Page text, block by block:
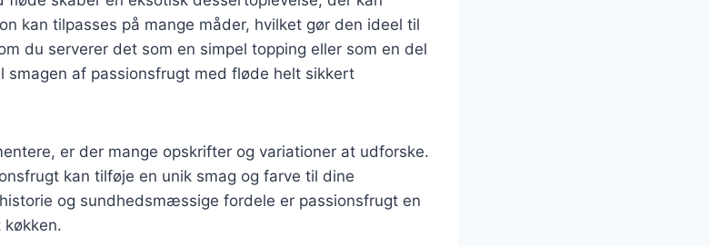
kan tilpasses på mange måder, hvilket gør den ideel til
du serverer det som en simpel topping eller som en del
smagen af passionsfrugt med fløde helt sikkert
er der mange opskrifter og variationer at udforske.
kan tilføje en unik smag og farve til dine
og sundhedsmæssige fordele er passionsfrugt en